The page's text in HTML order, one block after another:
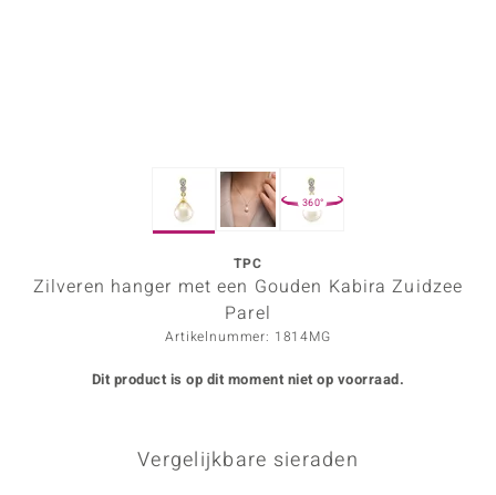
360°
TPC
Zilveren hanger met een Gouden Kabira Zuidzee
Parel
Artikelnummer: 1814MG
Dit product is op dit moment niet op voorraad.
Vergelijkbare sieraden